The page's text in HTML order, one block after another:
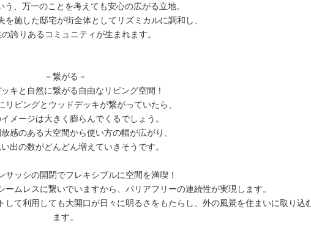
う、万一のことを考えても安心の広がる立地。
を施した邸宅が街全体としてリズミカルに調和し、
誇りあるコミュニティが生まれます。
－繋がる－
キと自然に繋がる自由なリビング空間！
リビングとウッドデッキが繋がっていたら、
メージは大きく膨らんでくるでしょう。
感のある大空間から使い方の幅が広がり、
出の数がどんどん増えていきそうです。
サッシの開閉でフレキシブルに空間を満喫！
ムレスに繋いでいますから、バリアフリーの連続性が実現します。
て利用しても大開口が日々に明るさをもたらし、外の風景を住まいに取り込
ます。